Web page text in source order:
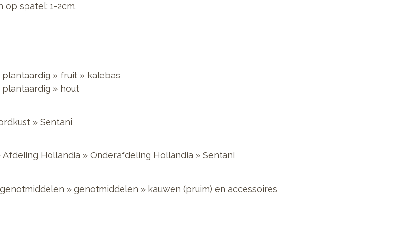
op spatel: 1-2cm.
plantaardig » fruit » kalebas
plantaardig » hout
» Sentani
Afdeling Hollandia » Onderafdeling Hollandia » Sentani
» genotmiddelen » kauwen (pruim) en accessoires